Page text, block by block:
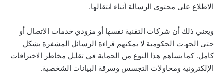
الاطلاع على محتوى الرسالة أثناء انتقالها.
ويعني ذلك أن شركات التقنية نفسها أو مزودي خدمات الاتصال أو
حتى الجهات الحكومية لا يمكنهم قراءة الرسائل المشفرة بشكل
كامل. كما يساهم هذا النوع من الحماية في تقليل مخاطر الاختراقات
الإلكترونية ومحاولات التجسس وسرقة البيانات الشخصية.